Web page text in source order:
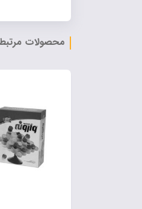
محصولات